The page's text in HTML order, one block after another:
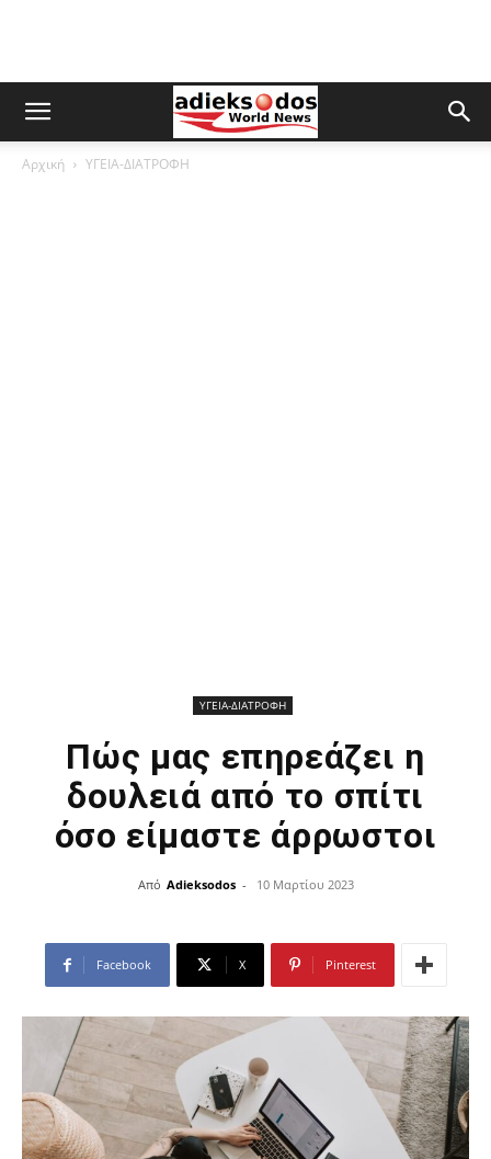
Αρχική ΥΓΕΙΑ-ΔΙΑΤΡΟΦΗ
ΥΓΕΙΑ-ΔΙΑΤΡΟΦΗ
Πώς μας επηρεάζει η
δουλειά από το σπίτι
όσο είμαστε άρρωστοι
Από Adieksodos - 10 Μαρτίου 2023
Facebook X Pinterest